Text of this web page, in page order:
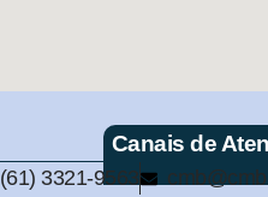
Canais de
(61) 3321-9563